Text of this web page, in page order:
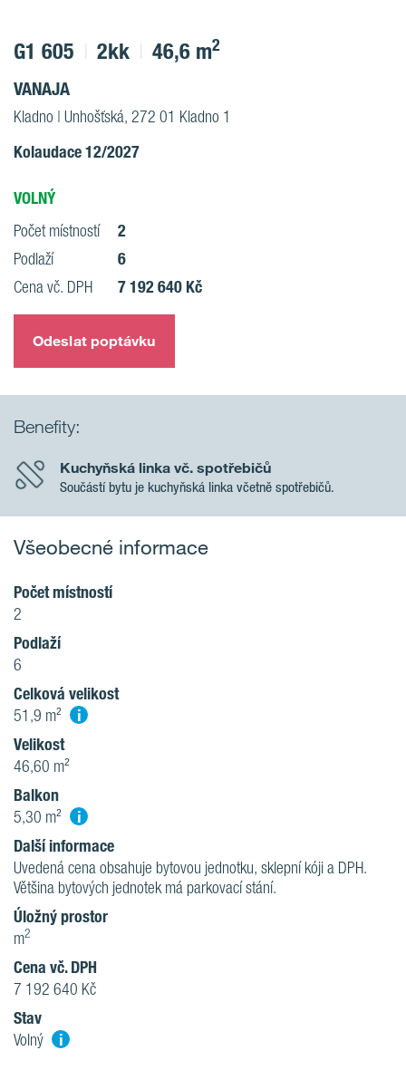
G1 605 2kk 46,6 m2
VANAJA
Kladno | Unhošťská, 272 01 Kladno 1
Kolaudace 12/2027
VOLNÝ
Počet místností 2
Podlaží 6
Cena vč. DPH 7 192 640 Kč
Odeslat poptávku
Benefity:
Kuchyňská linka vč. spotřebičů
Součástí bytu je kuchyňská linka včetně spotřebičů.
Všeobecné informace
Počet místností
2
Podlaží
6
Celková velikost
51,9 m² i
Velikost
46,60 m²
Balkon
5,30 m² i
Další informace
Uvedená cena obsahuje bytovou jednotku, sklepní kóji a DPH.
Většina bytových jednotek má parkovací stání.
Úložný prostor
m2
Cena vč. DPH
7 192 640 Kč
Stav
Volný i